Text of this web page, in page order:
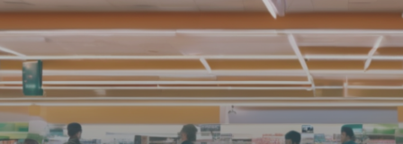
19 janvier 2026